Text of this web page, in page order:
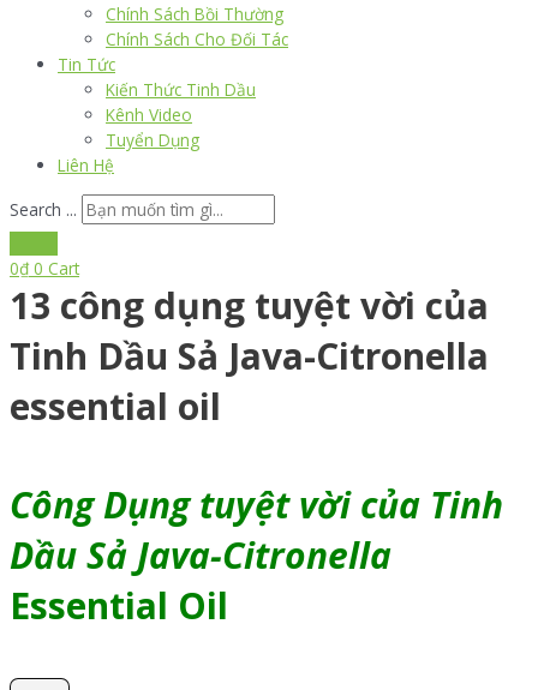
Chính Sách Bồi Thường
Chính Sách Cho Đối Tác
Tin Tức
Kiến Thức Tinh Dầu
Kênh Video
Tuyển Dụng
Liên Hệ
Search ...
0₫ 0 Cart
13 công dụng tuyệt vời của
Tinh Dầu Sả Java-Citronella
essential oil
Công Dụng tuyệt vời của Tinh
Dầu Sả Java-Citronella
Essential Oil